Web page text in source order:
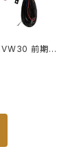
前期
ランプ ユニッ
ッチ H11 左